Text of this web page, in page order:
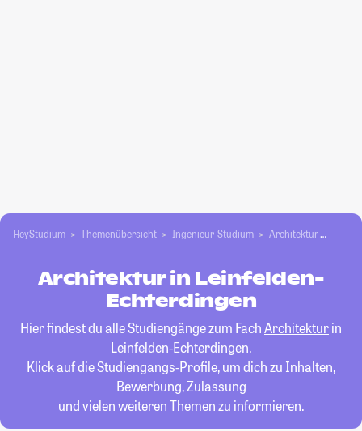
HeyStudium Themenübersicht Ingenieur-Studium Architektur
Architektur in Leinfelden-
Echterdingen
Hier findest du alle Studiengänge zum FachArchitekturin
Leinfelden-Echterdingen.
Klick auf die Studiengangs-Profile, um dich zu Inhalten,
Bewerbung, Zulassung
und vielen weiteren Themen zu informieren.